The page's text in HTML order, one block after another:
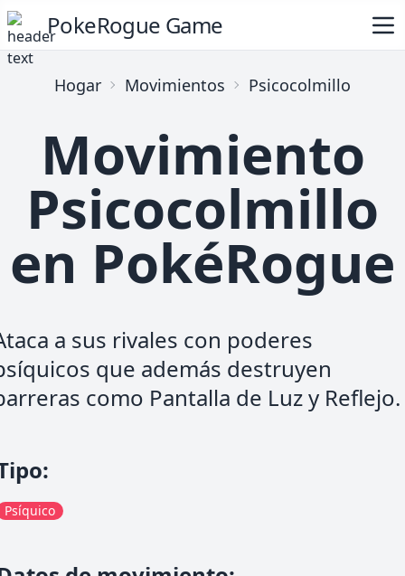
PokeRogue Game
Hogar Movimientos Psicocolmillo
Movimiento
Psicocolmillo
en PokéRogue
a sus rivales con poderes
que además destruyen
como Pantalla de Luz y Reflejo.
:
Psíquico